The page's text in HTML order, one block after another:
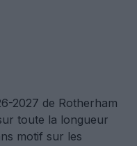
2027 de Rotherham
toute la longueur
motif sur les